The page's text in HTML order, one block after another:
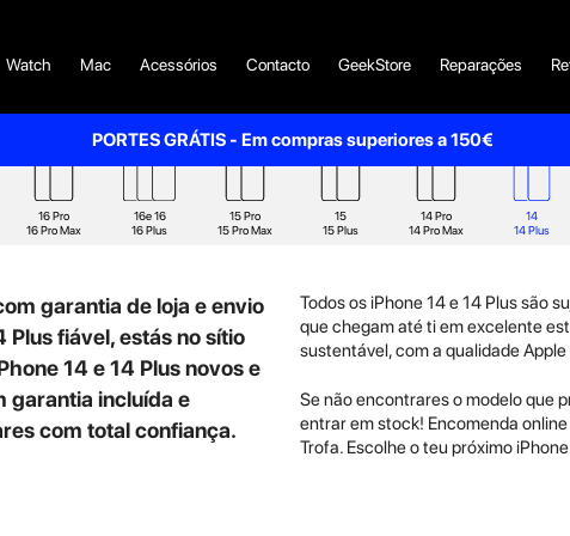
Watch Mac Acessórios Contacto GeekStore Reparações
PORTES GRÁTIS - Em compras superiores a 150€
16 Pro
16 Pro Max
16e 16
16 Plus
15 Pro
15 Pro Max
15
15 Plus
14 Pro
14 Pro Max
14
14 Plus
garantia de loja e envio
fiável, estás no sítio
14 e 14 Plus novos e
garantia incluída e
com total confiança.
Todos os iPhone 14 e 14 Plus são
que chegam até ti em excelente
sustentável, com a qualidade
Se não encontrares o modelo que
entrar em stock! Encomenda
Trofa. Escolhe o teu próximo